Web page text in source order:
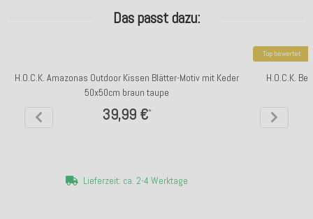
Das passt dazu:
H.O.C.K. Amazonas Outdoor Kissen Blätter-Motiv mit Keder
50x50cm braun taupe
39,99 €*
Lieferzeit: ca. 2-4 Werktage
Top bewertet
H.O.C.K.